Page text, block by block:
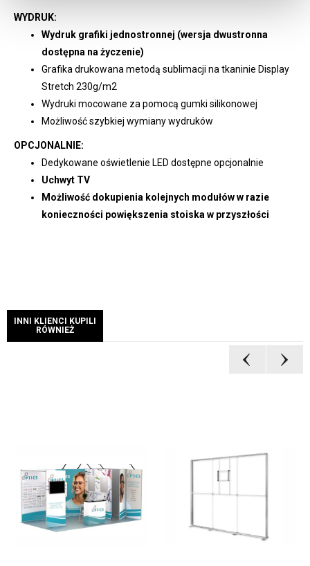
WYDRUK:
Wydruk grafiki jednostronnej (wersja dwustronna
dostępna na życzenie)
Grafika drukowana metodą sublimacji na tkaninie Display
Stretch 230g/m2
Wydruki mocowane za pomocą gumki silikonowej
Możliwość szybkiej wymiany wydruków
OPCJONALNIE:
Dedykowane oświetlenie LED dostępne opcjonalnie
Uchwyt TV
Możliwość dokupienia kolejnych modułów w razie
konieczności powiększenia stoiska w przyszłości
INNI KLIENCI KUPILI
RÓWNIEŻ